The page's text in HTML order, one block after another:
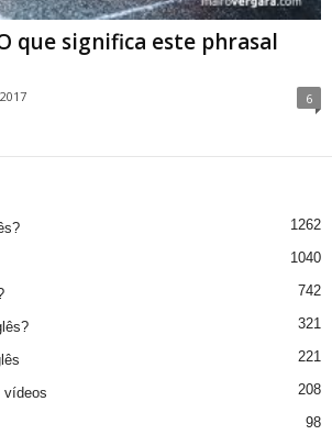
que significa este phrasal
6
1262
1040
742
321
221
vídeos 208
98